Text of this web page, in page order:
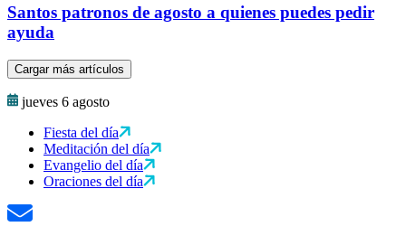
Santos patronos de agosto a quienes puedes pedir
ayuda
Cargar más artículos
jueves 6 agosto
Fiesta del día
Meditación del día
Evangelio del día
Oraciones del día